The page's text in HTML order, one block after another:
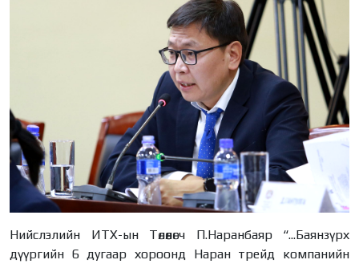
Нийслэлийн ИТХ-ын Төлөөлөгч П.Наранбаяр “...Баянзүрх
дүүргийн 6 дугаар хороонд Наран трейд компанийн